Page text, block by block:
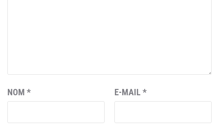
NOM * E-MAIL *